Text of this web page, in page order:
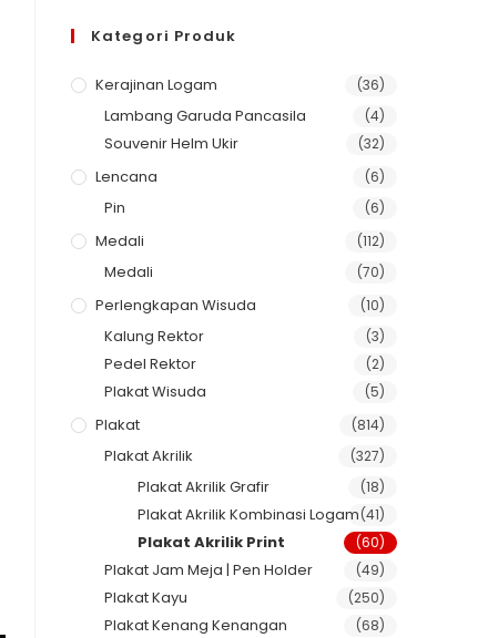
Kategori Produk
Kerajinan Logam (36)
Lambang Garuda Pancasila (4)
Souvenir Helm Ukir (32)
Lencana (6)
Pin (6)
Medali (112)
Medali (70)
Perlengkapan Wisuda (10)
Kalung Rektor (3)
Pedel Rektor (2)
Plakat Wisuda (5)
Plakat (814)
Plakat Akrilik (327)
Plakat Akrilik Grafir (18)
Plakat Akrilik Kombinasi Logam(41)
Plakat Akrilik Print (60)
Plakat Jam Meja | Pen Holder (49)
Plakat Kayu (250)
Plakat Kenang Kenangan (68)